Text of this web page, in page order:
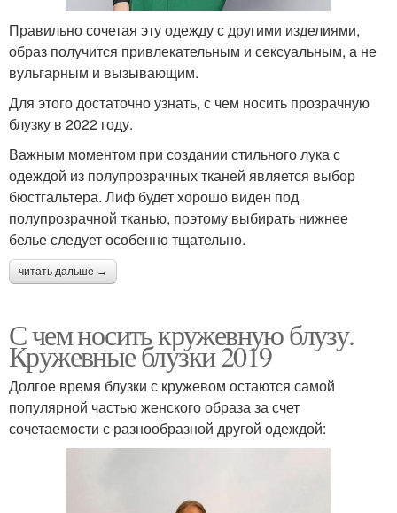
Правильно сочетая эту одежду с другими изделиями,
образ получится привлекательным и сексуальным, а не
вульгарным и вызывающим.
Для этого достаточно узнать, с чем носить прозрачную
блузку в 2022 году.
Важным моментом при создании стильного лука с
одеждой из полупрозрачных тканей является выбор
бюстгальтера. Лиф будет хорошо виден под
полупрозрачной тканью, поэтому выбирать нижнее
белье следует особенно тщательно.
читать дальше →
С чем носить кружевную блузу.
Кружевные блузки 2019
Долгое время блузки с кружевом остаются самой
популярной частью женского образа за счет
сочетаемости с разнообразной другой одеждой: